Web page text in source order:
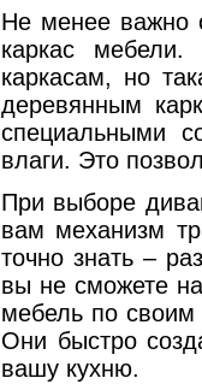
Не менее важно
каркас мебели.
каркасам, но
деревянным
специальными
влаги. Это
При выборе
вам механизм
точно знать –
вы не сможете
мебель по своим
Они быстро
вашу кухню.